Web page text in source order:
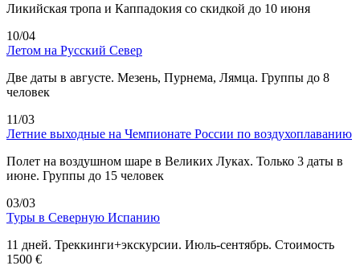
Ликийская тропа и Каппадокия со скидкой до 10 июня
10/04
Летом на Русский Север
Две даты в августе. Мезень, Пурнема, Лямца. Группы до 8
человек
11/03
Летние выходные на Чемпионате России по воздухоплаванию
Полет на воздушном шаре в Великих Луках. Только 3 даты в
июне. Группы до 15 человек
03/03
Туры в Северную Испанию
11 дней. Треккинги+экскурсии. Июль-сентябрь. Стоимость
1500 €